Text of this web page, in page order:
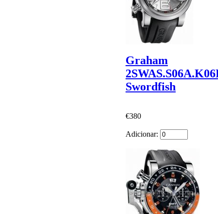
Graham
Swordfish
€380
Adicionar: